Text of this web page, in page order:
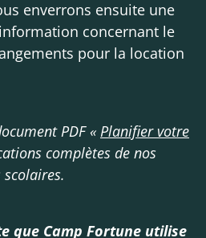
enverrons ensuite une
concernant le
pour la location
PDF « Planifier votre
complètes de nos
que Camp Fortune utilise